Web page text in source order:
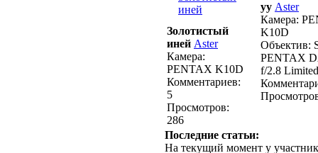
Золотистый
иней Aster
Камера:
PENTAX K10D
Комментариев:
5
Просмотров:
286
уу Aster
Камера:
K10D
Объектив:
PENTAX
f/2.8 Limited
Последние статьи:
На текущий момент у